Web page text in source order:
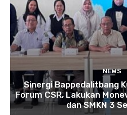
NEWS
Sinergi Bappedalitbang
Forum CSR, Lakukan
dan SMKN 3